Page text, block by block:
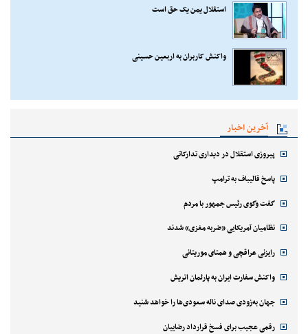
استقلال یمن یک حق است
واکنش کاربران به اربعین حسینی
آخرین اخبار
پیروزی استقلال در دیداری تدارکاتی
پاسخ قالیباف به ترامپ
گفت وگوی رئیس جمهور با مردم
نظامیان آمریکایی «ضربه مغزی» شدند
رایزنی عراقچی و همتای موریتانی
واکنش سفارت ایران به پارلمان اتریش
جهان به‌زودی صدای ناله سعودی‌ها را خواهد شنید
رقمی عجیب برای فسخ قرارداد رضاییان